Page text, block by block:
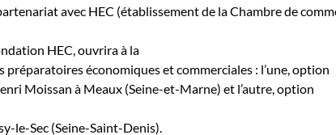
avec HEC (établissement de la Chambre de
HEC,ouvrira à la
préparatoires économiques et commerciales : l’une, option
Moissan à Meaux (Seine-et-Marne) et l’autre, option
le-Sec (Seine-Saint-Denis).